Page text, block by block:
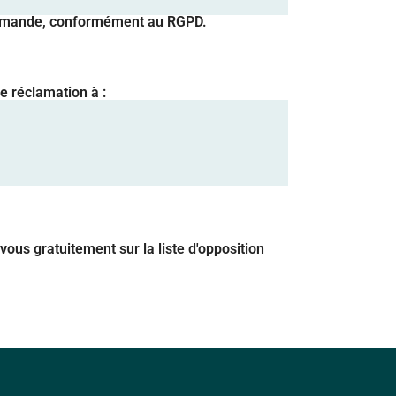
conformément au RGPD.
réclamation à :
gratuitement sur la liste d'opposition